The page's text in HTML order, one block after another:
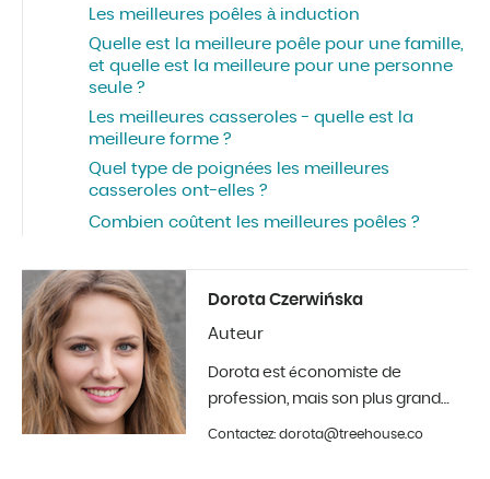
Les meilleures poêles à induction
Quelle est la meilleure poêle pour une famille,
et quelle est la meilleure pour une personne
seule ?
Les meilleures casseroles - quelle est la
meilleure forme ?
Quel type de poignées les meilleures
casseroles ont-elles ?
Combien coûtent les meilleures poêles ?
Dorota Czerwińska
Auteur
Dorota est économiste de
profession, mais son plus grand
hobby est la photographie et la
Contactez: dorota@treehouse.co